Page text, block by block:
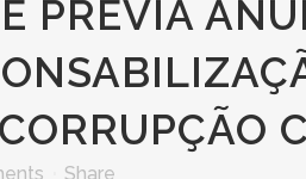
PRÉVIA
Share